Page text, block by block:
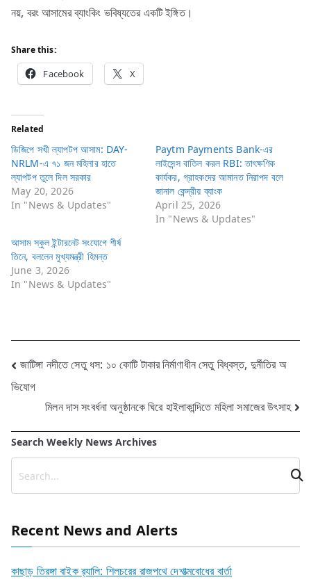
নয়, বরং আসামের ব্যাংকিং ভবিষ্যতের একটি ইঙ্গিত।
Share this:
Facebook X
Related
ডিজিপে সখী ল্যাপটপ আসাম: DAY-
NRLM-এ ৭১ জন মহিলার হাতে
ল্যাপটপ তুলে দিল সরকার
May 20, 2026
In "News & Updates"
Paytm Payments Bank-এর
লাইসেন্স বাতিল করল RBI: তাৎক্ষণিক
কার্যকর, গ্রাহকদের আমানত নিরাপদ বলে
জানাল কেন্দ্রীয় ব্যাংক
April 25, 2026
In "News & Updates"
আসাম স্কুল ইন্টারনেট সংযোগে শীর্ষ
তিনে, বললেন মুখ্যমন্ত্রী হিমন্ত
June 3, 2026
In "News & Updates"
Post
navigation
জাটিঙ্গা নদীতে সেতু ধস: ১০ কোটি টাকার নির্মাণাধীন সেতু বিধ্বস্ত, দুর্নীতির অ
ভিযোগ
মিলন দাস সংবর্ধনা অনুষ্ঠানকে ঘিরে হাইলাকান্দিতে মহিলা সমাজের উৎসাহ
Search Weekly News Archives
Recent News and Alerts
কাছাড় তিরঙ্গা বাইক র‍্যালি: শিলচরের রাজপথে দেশাত্মবোধের বার্তা